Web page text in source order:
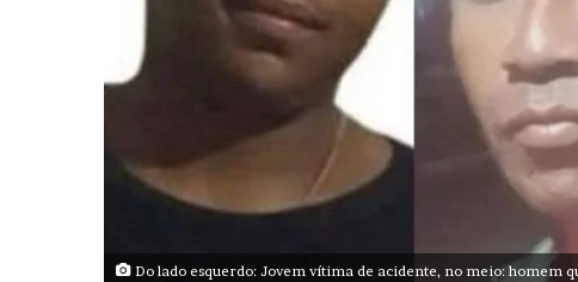
Do lado esquerdo: Jovem vítima de acidente, no meio: homem